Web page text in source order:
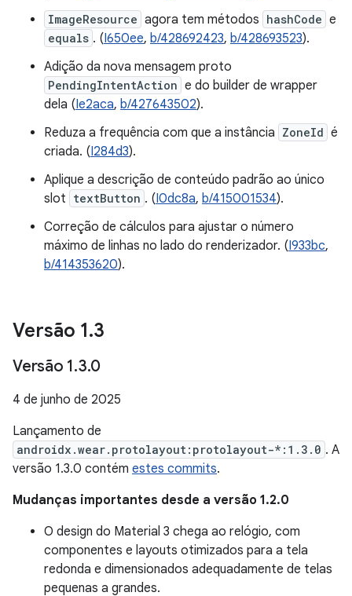
ImageResource agora tem métodos hashCode e
equals . (I650ee, b/428692423, b/428693523).
Adição da nova mensagem proto
PendingIntentAction e do builder de wrapper
dela (Ie2aca, b/427643502).
Reduza a frequência com que a instância ZoneId é
criada. (I284d3).
Aplique a descrição de conteúdo padrão ao único
slot textButton . (I0dc8a, b/415001534).
Correção de cálculos para ajustar o número
máximo de linhas no lado do renderizador. (I933bc,
b/414353620).
Versão 1.3
Versão 1.3.0
4 de junho de 2025
Lançamento de
androidx.wear.protolayout:protolayout-*:1.3.0 . A
versão 1.3.0 contém estes commits.
Mudanças importantes desde a versão 1.2.0
O design do Material 3 chega ao relógio, com
componentes e layouts otimizados para a tela
redonda e dimensionados adequadamente de telas
pequenas a grandes.